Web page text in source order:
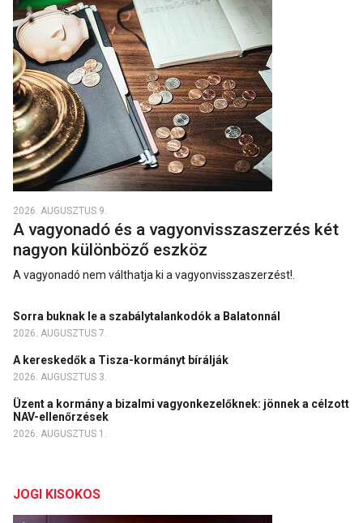
2026. AUGUSZTUS 9.
A vagyonadó és a vagyonvisszaszerzés két
nagyon különböző eszköz
A vagyonadó nem válthatja ki a vagyon­vissza­szerzést!.
Sorra buknak le a szabálytalankodók a Balatonnál
2026. AUGUSZTUS 7.
A kereskedők a Tisza-kormányt bírálják
2026. AUGUSZTUS 3.
Üzent a kormány a bizalmi vagyonkezelőknek: jönnek a célzott
NAV-ellenőrzések
2026. AUGUSZTUS 1.
JOGI KISOKOS